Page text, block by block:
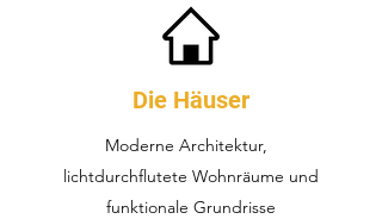
Die Häuser
Moderne Architektur,
lichtdurchflutete Wohnräume und
funktionale Grundrisse